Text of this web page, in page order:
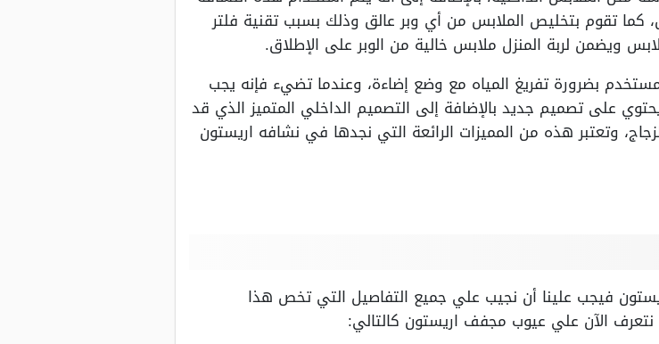
تقوم بتخليص الملابس من أي وبر عالق وذلك بسبب تقنية فلتر
ويضمن لربة المنزل ملابس خالية من الوبر على الإطلاق.
بضرورة تفريغ المياه مع وضع إضاءة، وعندما تضيء فإنه يجب
على تصميم جديد بالإضافة إلى التصميم الداخلي المتميز الذي قد
وتعتبر هذه من المميزات الرائعة التي نجدها في نشافه اريستون
فيجب علينا أن نجيب علي جميع التفاصيل التي تخص هذا
الآن علي عيوب مجفف اريستون كالتالي: